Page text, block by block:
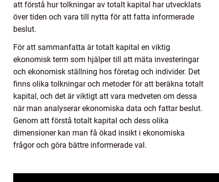
att förstå hur tolkningar av totalt kapital har utvecklats
över tiden och vara till nytta för att fatta informerade
beslut.
För att sammanfatta är totalt kapital en viktig
ekonomisk term som hjälper till att mäta investeringar
och ekonomisk ställning hos företag och individer. Det
finns olika tolkningar och metoder för att beräkna totalt
kapital, och det är viktigt att vara medveten om dessa
när man analyserar ekonomiska data och fattar beslut.
Genom att förstå totalt kapital och dess olika
dimensioner kan man få ökad insikt i ekonomiska
frågor och göra bättre informerade val.